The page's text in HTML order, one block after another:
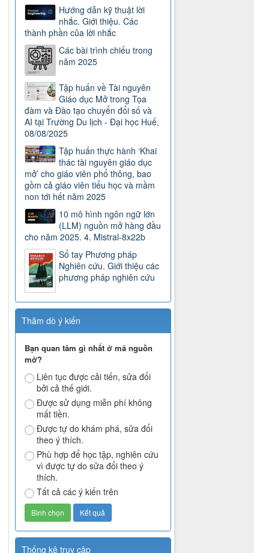
Hướng dẫn kỹ thuật lời
nhắc. Giới thiệu. Các
thành phần của lời nhắc
Các bài trình chiếu trong
năm 2025
Tập huấn về Tài nguyên
Giáo dục Mở trong Tọa
đàm và Đào tạo chuyển đổi số và
AI tại Trường Du lịch - Đại học Huế,
08/08/2025
Tập huấn thực hành ‘Khai
thác tài nguyên giáo dục
mở’ cho giáo viên phổ thông, bao
gồm cả giáo viên tiểu học và mầm
non tới hết năm 2025
10 mô hình ngôn ngữ lớn
(LLM) nguồn mở hàng đầu
cho năm 2025. 4. Mistral-8x22b
Sổ tay Phương pháp
Nghiên cứu. Giới thiệu các
phương pháp nghiên cứu
Thăm dò ý kiến
Bạn quan tâm gì nhất ở mã nguồn
mở?
Liên tục được cải tiến, sửa đổi
bởi cả thế giới.
Được sử dụng miễn phí không
mất tiền.
Được tự do khám phá, sửa đổi
theo ý thích.
Phù hợp để học tập, nghiên cứu
vì được tự do sửa đổi theo ý
thích.
Tất cả các ý kiến trên
Thống kê truy cập